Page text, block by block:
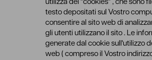
utilizza dei "cookies" , che sono
testo depositati sul Vostro
consentire al sito web di
gli utenti utilizzano il sito . Le
generate dal cookie sull'utilizzo
web ( compreso il Vostro